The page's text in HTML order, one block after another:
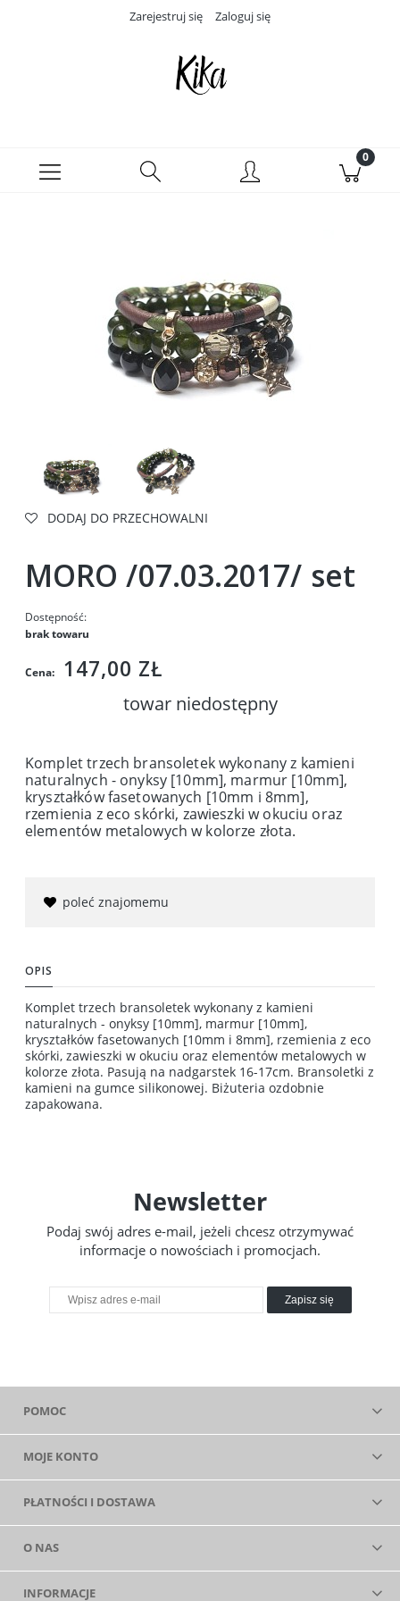
Zarejestruj się Zaloguj się
DODAJ DO PRZECHOWALNI
MORO /07.03.2017/ set
Dostępność:
brak towaru
Cena: 147,00 ZŁ
towar niedostępny
Komplet trzech bransoletek wykonany z kamieni
naturalnych - onyksy [10mm], marmur [10mm],
kryształków fasetowanych [10mm i 8mm],
rzemienia z eco skórki, zawieszki w okuciu oraz
elementów metalowych w kolorze złota.
poleć znajomemu
OPIS
Komplet trzech bransoletek wykonany z kamieni
naturalnych - onyksy [10mm], marmur [10mm],
kryształków fasetowanych [10mm i 8mm], rzemienia z eco
skórki, zawieszki w okuciu oraz elementów metalowych w
kolorze złota. Pasują na nadgarstek 16-17cm. Bransoletki z
kamieni na gumce silikonowej. Biżuteria ozdobnie
zapakowana.
Newsletter
Podaj swój adres e-mail, jeżeli chcesz otrzymywać
informacje o nowościach i promocjach.
Zapisz się
POMOC
MOJE KONTO
PŁATNOŚCI I DOSTAWA
O NAS
INFORMACJE